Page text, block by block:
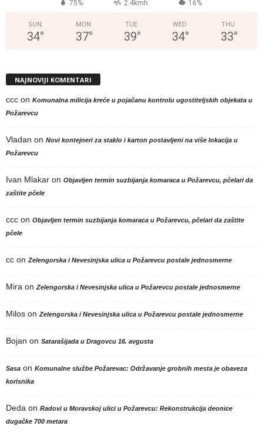
75% 2.4kmh 16%
SUN
34°
MON
37°
TUE
39°
WED
34°
THU
33°
NAJNOVIJI KOMENTARI
ccc on Komunalna milicija kreće u pojačanu kontrolu ugostiteljskih objekata u
Požarevcu
Vladan on Novi kontejneri za staklo i karton postavljeni na više lokacija u
Požarevcu
Ivan Mlakar on Objavljen termin suzbijanja komaraca u Požarevcu, pčelari da
zaštite pčele
ccc on Objavljen termin suzbijanja komaraca u Požarevcu, pčelari da zaštite
pčele
cc on Zelengorska i Nevesinjska ulica u Požarevcu postale jednosmerne
Mira on Zelengorska i Nevesinjska ulica u Požarevcu postale jednosmerne
Milos on Zelengorska i Nevesinjska ulica u Požarevcu postale jednosmerne
Bojan on Satarašijada u Dragovcu 16. avgusta
Sasa on Komunalne službe Požarevac: Održavanje grobnih mesta je obaveza
korisnika
Deda on Radovi u Moravskoj ulici u Požarevcu: Rekonstrukcija deonice
dugačke 700 metara